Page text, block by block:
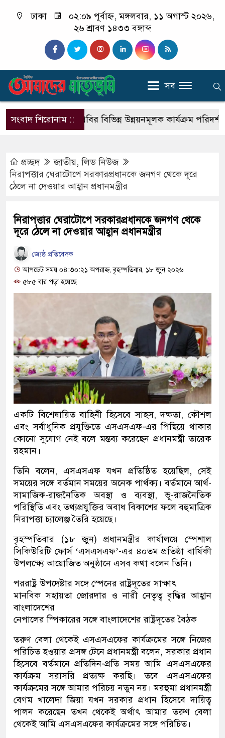
ঢাকা
০২:০৯ পূর্বাহ্ন, মঙ্গলবার, ১১ অগাস্ট ২০২৬,
২৬ শ্রাবণ ১৪৩৩ বঙ্গাব্দ
সব
সংবাদ শিরোনাম ::
পবিপ্রবির বিভিন্ন উন্নয়নমূলক কার্যক্রম পরিদর্শন করেন
প্রচ্ছদ জাতীয়,লিড নিউজ
নিরাপত্তার ঘেরাটোপে সরকারপ্রধানকে জনগণ থেকে দূরে
ঠেলে না দেওয়ার আহ্বান প্রধানমন্ত্রীর
নিরাপত্তার ঘেরাটোপে সরকারপ্রধানকে জনগণ থেকে
দূরে ঠেলে না দেওয়ার আহ্বান প্রধানমন্ত্রীর
জ্যেষ্ঠ প্রতিবেদক
আপডেট সময় ০৪:৩০:২১ অপরাহ্ন, বৃহস্পতিবার, ১৮ জুন ২০২৬
৫৮৫ বার পড়া হয়েছে
একটি বিশেষায়িত বাহিনী হিসেবে সাহস, দক্ষতা, কৌশল
এবং সর্বাধুনিক প্রযুক্তিতে এসএসএফ-এর পিছিয়ে থাকার
কোনো সুযোগ নেই বলে মন্তব্য করেছেন প্রধানমন্ত্রী তারেক
রহমান।
তিনি বলেন, এসএসএফ যখন প্রতিষ্ঠিত হয়েছিল, সেই
সময়ের সঙ্গে বর্তমান সময়ের অনেক পার্থক্য। বর্তমানে আর্থ-
সামাজিক-রাজনৈতিক অবস্থা ও ব্যবস্থা, ভূ-রাজনৈতিক
পরিস্থিতি এবং তথ্যপ্রযুক্তির অবাধ বিকাশের ফলে বহুমাত্রিক
নিরাপত্তা চ্যালেঞ্জ তৈরি হয়েছে।
বৃহস্পতিবার (১৮ জুন) প্রধানমন্ত্রীর কার্যালয়ে স্পেশাল
সিকিউরিটি ফোর্স ‘এসএসএফ’-এর ৪০তম প্রতিষ্ঠা বার্ষিকী
উপলক্ষ্যে আয়োজিত অনুষ্ঠানে এসব কথা বলেন তিনি।
পররাষ্ট্র উপদেষ্টার সঙ্গে স্পেনের রাষ্ট্রদূতের সাক্ষাৎ
মানবিক সহায়তা জোরদার ও নারী নেতৃত্ব বৃদ্ধির আহ্বান
বাংলাদেশের
নেপালের স্পিকারের স‌ঙ্গে বাংলাদেশের রাষ্ট্রদূতের বৈঠক
তরুণ বেলা থেকেই এসএসএফের কার্যক্রমের সঙ্গে নিজের
পরিচিত হওয়ার প্রসঙ্গ টেনে প্রধানমন্ত্রী বলেন, সরকার প্রধান
হিসেবে বর্তমানে প্রতিদিন-প্রতি সময় আমি এসএসএফের
কার্যক্রম সরাসরি প্রত্যক্ষ করছি। তবে এসএসএফের
কার্যক্রমের সঙ্গে আমার পরিচয় নতুন নয়। মরহুমা প্রধানমন্ত্রী
বেগম খালেদা জিয়া যখন সরকার প্রধান হিসেবে দায়িত্ব
পালন করেছেন তখন থেকেই অর্থাৎ আমার তরুণ বেলা
থেকেই আমি এসএসএফের কার্যক্রমের সঙ্গে পরিচিত।